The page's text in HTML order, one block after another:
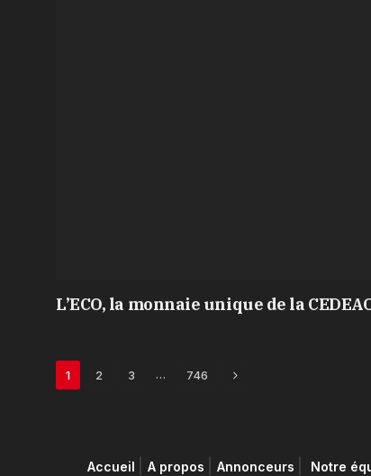
L’ECO, la monnaie unique de la
1 2 3 … 746 Next
Accueil A propos Annonceurs Notre